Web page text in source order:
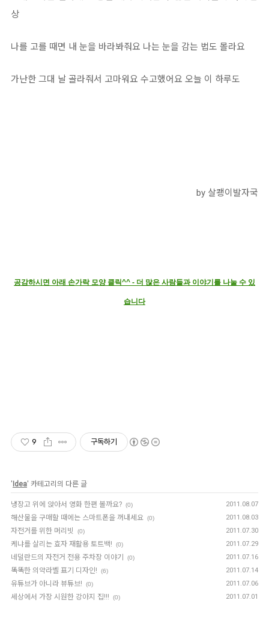
상
나를 고를 때면 내 눈을 바라봐줘요 나는 눈을 감는 법도 몰라요
가난한 그대 날 골라줘서 고마워요 수고했어요 오늘 이 하루도
by 살쾡이발자국
공감하시면 아래 손가락 모양 클릭^^ - 더 많은 사람들과 이야기를 나눌 수 있
습니다
9 구독하기
' Idea' 카테고리의 다른 글
냉장고 위에 앉아서 영화 한편 볼까요? (0) 2011.08.07
해산물을 구매할 때에는 스마트폰을 꺼내세요 (0) 2011.08.03
자전거를 위한 머리빗 (0) 2011.07.30
케냐를 살리는 효자 재활용 토트백! (0) 2011.07.29
네덜란드의 자전거 전용 주차장 이야기 (0) 2011.07.16
똑똑한 의약라벨 표기 디자인! (6) 2011.07.14
유튜브가 아니라 뷰튜브! (0) 2011.07.06
세상에서 가장 시원한 강아지 집!!! (0) 2011.07.01